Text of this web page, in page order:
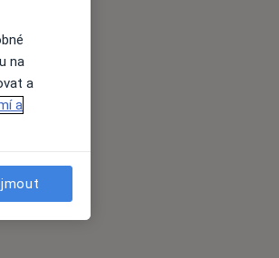
na
a
a